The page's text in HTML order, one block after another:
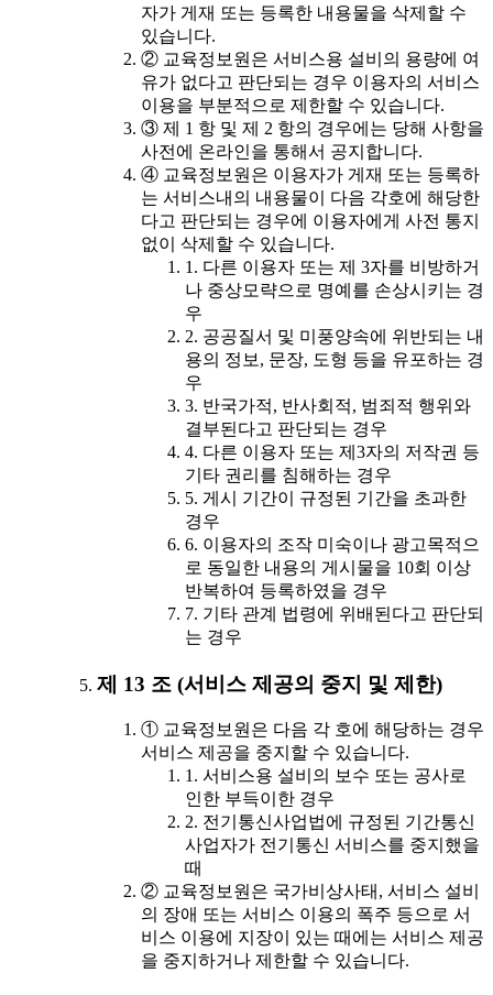
자가 게재 또는 등록한 내용물을 삭제할 수
있습니다.
② 교육정보원은 서비스용 설비의 용량에 여
유가 없다고 판단되는 경우 이용자의 서비스
이용을 부분적으로 제한할 수 있습니다.
③ 제 1 항 및 제 2 항의 경우에는 당해 사항을
사전에 온라인을 통해서 공지합니다.
④ 교육정보원은 이용자가 게재 또는 등록하
는 서비스내의 내용물이 다음 각호에 해당한
다고 판단되는 경우에 이용자에게 사전 통지
없이 삭제할 수 있습니다.
1. 다른 이용자 또는 제 3자를 비방하거
나 중상모략으로 명예를 손상시키는 경
우
2. 공공질서 및 미풍양속에 위반되는 내
용의 정보, 문장, 도형 등을 유포하는 경
우
3. 반국가적, 반사회적, 범죄적 행위와
결부된다고 판단되는 경우
4. 다른 이용자 또는 제3자의 저작권 등
기타 권리를 침해하는 경우
5. 게시 기간이 규정된 기간을 초과한
경우
6. 이용자의 조작 미숙이나 광고목적으
로 동일한 내용의 게시물을 10회 이상
반복하여 등록하였을 경우
7. 기타 관계 법령에 위배된다고 판단되
는 경우
제 13 조 (서비스 제공의 중지 및 제한)
① 교육정보원은 다음 각 호에 해당하는 경우
서비스 제공을 중지할 수 있습니다.
1. 서비스용 설비의 보수 또는 공사로
인한 부득이한 경우
2. 전기통신사업법에 규정된 기간통신
사업자가 전기통신 서비스를 중지했을
때
② 교육정보원은 국가비상사태, 서비스 설비
의 장애 또는 서비스 이용의 폭주 등으로 서
비스 이용에 지장이 있는 때에는 서비스 제공
을 중지하거나 제한할 수 있습니다.